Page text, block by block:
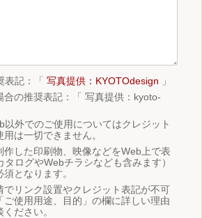
表記：「 写真提供：KYOTOdesign 」
合の推奨表記：「 写真提供：kyoto-
外でのご使用についてはクレジット
は一切できません。
した印刷物、映像などをWeb上で表
ログやWebチラシなども含みます）
となります。
リンク設置やクレジット表記が不可
ご使用用途、目的」の欄に詳しい理由
ださい。